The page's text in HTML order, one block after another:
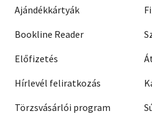
Ajándékkártyák
Bookline Reader
Előfizetés
Hírlevél feliratkozás
Törzsvásárlói program